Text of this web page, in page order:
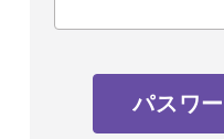
パスワ